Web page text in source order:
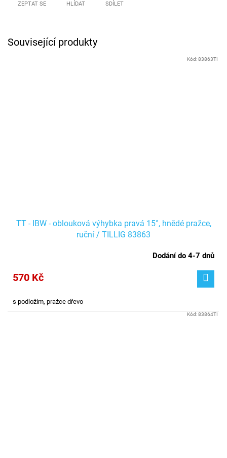
ZEPTAT SE HLÍDAT SDÍLET
Související produkty
TT - IBW - oblouková výhybka pravá 15°, hnědé pražce,
ruční / TILLIG 83863
Dodání do 4-7 dnů
570 Kč
s podložím, pražce dřevo
Kód:83863TI
Kód:83864TI